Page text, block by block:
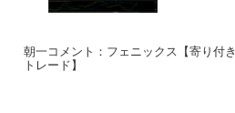
朝一コメント：フェニックス【寄り付き
トレード】